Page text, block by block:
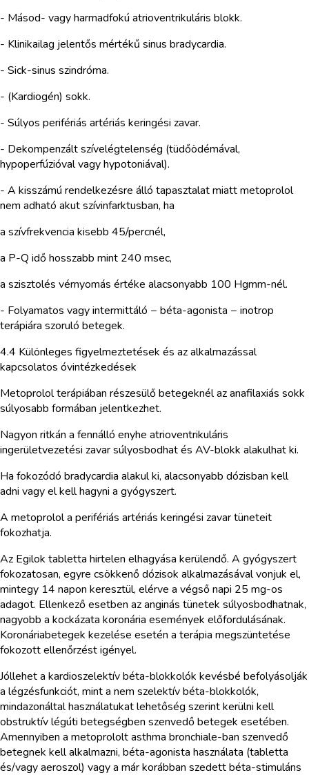
- Másod- vagy harmadfokú atrioventrikuláris blokk.
- Klinikailag jelentős mértékű sinus bradycardia.
- Sick-sinus szindróma.
- (Kardiogén) sokk.
- Súlyos perifériás artériás keringési zavar.
- Dekompenzált szívelégtelenség (tüdőödémával,
hypoperfúzióval vagy hypotoniával).
- A kisszámú rendelkezésre álló tapasztalat miatt metoprolol
nem adható akut szívinfarktusban, ha
a szívfrekvencia kisebb 45/percnél,
a P-Q idő hosszabb mint 240 msec,
a szisztolés vérnyomás értéke alacsonyabb 100 Hgmm-nél.
- Folyamatos vagy intermittáló − béta-agonista − inotrop
terápiára szoruló betegek.
4.4 Különleges figyelmeztetések és az alkalmazással
kapcsolatos óvintézkedések
Metoprolol terápiában részesülő betegeknél az anafilaxiás sokk
súlyosabb formában jelentkezhet.
Nagyon ritkán a fennálló enyhe atrioventrikuláris
ingerületvezetési zavar súlyosbodhat és AV-blokk alakulhat ki.
Ha fokozódó bradycardia alakul ki, alacsonyabb dózisban kell
adni vagy el kell hagyni a gyógyszert.
A metoprolol a perifériás artériás keringési zavar tüneteit
fokozhatja.
Az Egilok tabletta hirtelen elhagyása kerülendő. A gyógyszert
fokozatosan, egyre csökkenő dózisok alkalmazásával vonjuk el,
mintegy 14 napon keresztül, elérve a végső napi 25 mg-os
adagot. Ellenkező esetben az anginás tünetek súlyosbodhatnak,
nagyobb a kockázata koronária események előfordulásának.
Koronáriabetegek kezelése esetén a terápia megszüntetése
fokozott ellenőrzést igényel.
Jóllehet a kardioszelektív béta-blokkolók kevésbé befolyásolják
a légzésfunkciót, mint a nem szelektív béta-blokkolók,
mindazonáltal használatukat lehetőség szerint kerülni kell
obstruktív légúti betegségben szenvedő betegek esetében.
Amennyiben a metoprololt asthma bronchiale-ban szenvedő
betegnek kell alkalmazni, béta-agonista használata (tabletta
és/vagy aeroszol) vagy a már korábban szedett béta-stimuláns